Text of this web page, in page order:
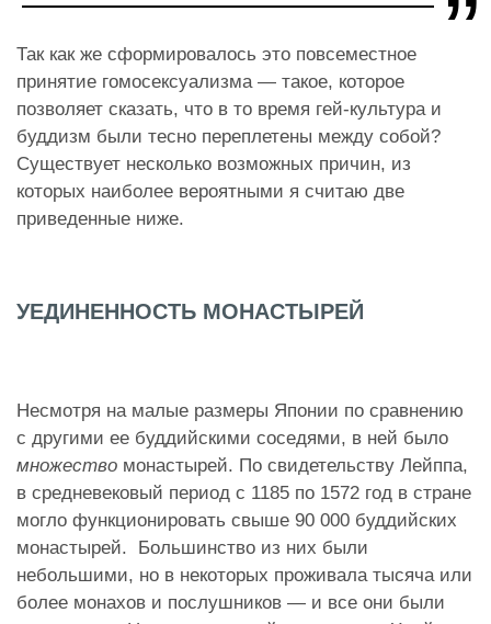
Так как же сформировалось это повсеместное
принятие гомосексуализма — такое, которое
позволяет сказать, что в то время гей-культура и
буддизм были тесно переплетены между собой?
Существует несколько возможных причин, из
которых наиболее вероятными я считаю две
приведенные ниже.
УЕДИНЕННОСТЬ МОНАСТЫРЕЙ
Несмотря на малые размеры Японии по сравнению
с другими ее буддийскими соседями, в ней было
множество монастырей. По свидетельству Лейппа,
в средневековый период с 1185 по 1572 год в стране
могло функционировать свыше 90 000 буддийских
монастырей. Большинство из них были
небольшими, но в некоторых проживала тысяча или
более монахов и послушников — и все они были